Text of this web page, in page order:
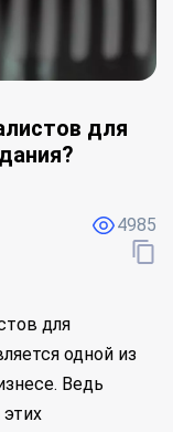
для
4985
для
одной из
Ведь